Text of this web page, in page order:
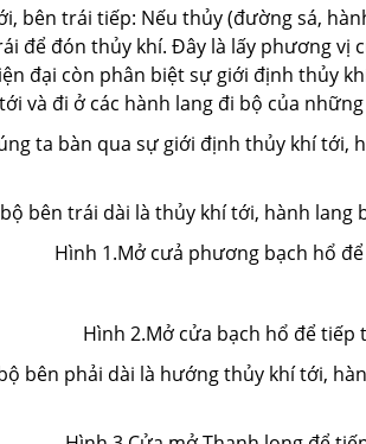
trái tiếp: Nếu thủy (đường sá,
để đón thủy khí. Đây là lấy phương vị
đại còn phân biệt sự giới định thủy
và đi ở các hành lang đi bộ của
ta bàn qua sự giới định thủy khí tới,
bên trái dài là thủy khí tới, hành lang
Hình 1.Mở cưả phương bạch hổ
Hình 2.Mở cửa bạch hổ để
bên phải dài là hướng thủy khí tới,